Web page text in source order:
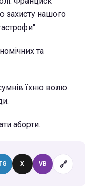
захисту нашого
та
їхню волю
аборти.
X VB 🔗